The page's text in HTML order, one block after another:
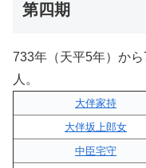
第四期
733年（天平5年）か
人。
大伴家持
大伴坂上郎女
中臣宅守